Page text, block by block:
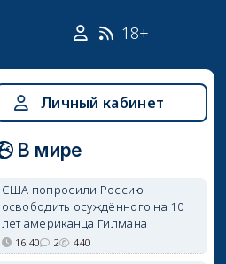
18+
Личный кабинет
В мире
США попросили Россию
освободить осуждённого на 10
лет американца Гилмана
16:40 2 440